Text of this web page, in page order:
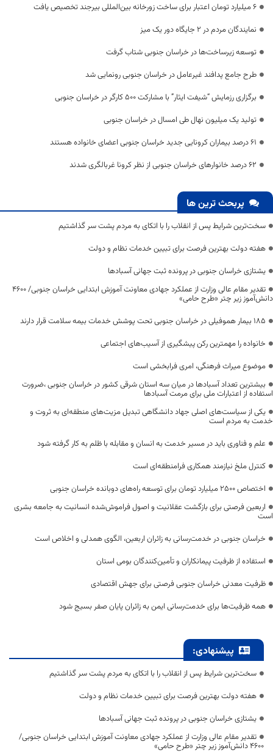
۶ میلیارد تومان اعتبار برای ساخت زورخانه بین‌المللی بیرجند تخصیص یافت
نمایندگان مردم در 2 جایگاه دور یک میز
توسعه زیرساخت‌ها در خراسان جنوبی شتاب گرفت
طرح جامع پدافند غیرعامل در خراسان ‌جنوبی رونمایی شد
برگزاری رزمایش “شیفت ایثار” با مشارکت ۵۰۰ کارگر در خراسان جنوبی
تولید یک میلیون نهال طی امسال در خراسان جنوبی
۶۱ درصد بیماران کرونایی جدید خراسان جنوبی اعضای خانواده‌ هستند
۶۲ درصد خانوارهای خراسان جنوبی از نظر کرونا غربالگری شدند
پربحث ترین ها
سخت‌ترین شرایط پس از انقلاب را با اتکای به مردم پشت سر گذاشتیم
هفته دولت بهترین فرصت برای تبیین خدمات نظام و دولت
یشتازی خراسان جنوبی در پرونده ثبت جهانی آسبادها
تقدیر مقام عالی وزارت از عملکرد جهادی معاونت آموزش ابتدایی خراسان جنوبی/ ۴۶۰۰
دانش‌آموز زیر چتر «طرح حامی»
۱۸۵ بیمار هموفیلی در خراسان جنوبی تحت پوشش خدمات بیمه سلامت قرار دارند
خانواده را مهمترین رکن پیشگیری از آسیب‌های اجتماعی
موضوع میراث فرهنگی، امری فرابخشی است
بیشترین تعداد آسبادها در میان سه استان شرقی کشور در خراسان جنوبی ،ضرورت
استفاده از اعتبارات ملی برای مرمت آسبادها
یکی از سیاست‌های اصلی جهاد دانشگاهی تبدیل مزیت‌های منطقه‌ای به ثروت و
خدمت به مردم است
علم و فناوری باید در مسیر خدمت به انسان و مقابله با ظلم به کار گرفته شود
کنترل ملخ نیازمند همکاری فرامنطقه‌ای است
اختصاص 2500 میلیارد تومان برای توسعه راه‌های دوبانده خراسان جنوبی
اربعین فرصتی برای بازگشت عقلانیت و اصول فراموش‌شده انسانیت به جامعه بشری
است
خراسان جنوبی در خدمت‌رسانی به زائران اربعین، الگوی همدلی و اخلاص است
استفاده از ظرفیت پیمانکاران و تأمین‌کنندگان بومی استان
ظرفیت معدنی خراسان جنوبی فرصتی برای جهش اقتصادی
همه ظرفیت‌ها برای خدمت‌رسانی ایمن به زائران پایان صفر بسیج شود
پیشنهادی:
سخت‌ترین شرایط پس از انقلاب را با اتکای به مردم پشت سر گذاشتیم
هفته دولت بهترین فرصت برای تبیین خدمات نظام و دولت
یشتازی خراسان جنوبی در پرونده ثبت جهانی آسبادها
تقدیر مقام عالی وزارت از عملکرد جهادی معاونت آموزش ابتدایی خراسان جنوبی/
۴۶۰۰ دانش‌آموز زیر چتر «طرح حامی»